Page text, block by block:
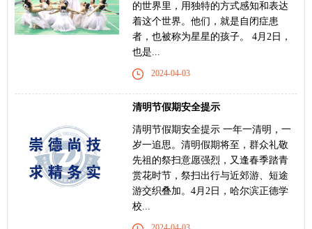
的世界里，用独特的方式感知和表达
着这个世界。他们，就是自闭症患
者，也被称为星星的孩子。 4月2日，
也是...
2024-04-03
清明节假期安全提示
清明节假期安全提示 一年一清明，一
岁一追思。清明假期将至，群众礼敬
先祖的祭扫意愿强烈，又逢春季踏青
赏花时节，祭扫出行与近郊游、短途
游交织叠加。4月2日，哈尔滨正德学
校...